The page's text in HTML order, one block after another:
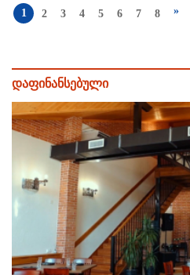
1 2 3 4 5 6 7 8 »
დაფინანსებული